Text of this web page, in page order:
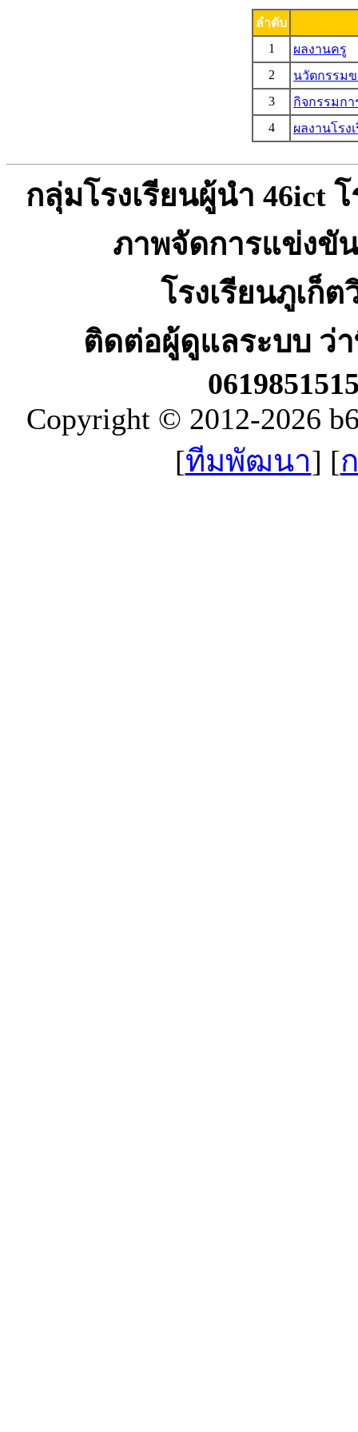
ลำดับ
1
ผลงานครู
2
นวัตกรรม
3
กิจกรรมก
4
ผลงานโรง
กลุ่มโรงเรียนผู้นำ 46ict
ภาพจัดการแข่งขั
โรงเรียนภูเก็
ติดต่อผู้ดูแลระบบ ว่
Copyright © 2012-2026
[ทีมพัฒนา] [